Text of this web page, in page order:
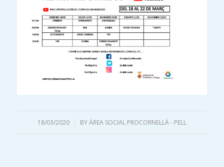
18/03/2020
/ BYÀREA SOCIAL PROCORNELLÀ - PELL